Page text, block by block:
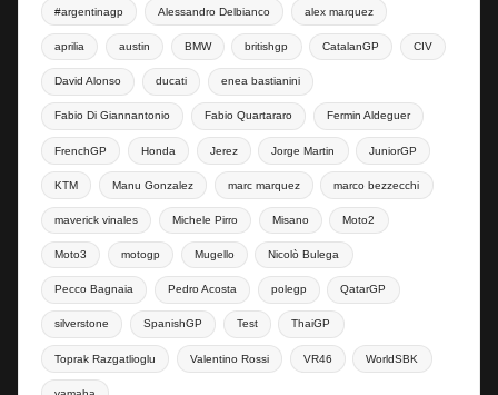
#argentinagp Alessandro Delbianco alex marquez
aprilia austin BMW britishgp CatalanGP CIV
David Alonso ducati enea bastianini
Fabio Di Giannantonio Fabio Quartararo Fermin Aldeguer
FrenchGP Honda Jerez Jorge Martin JuniorGP
KTM Manu Gonzalez marc marquez marco bezzecchi
maverick vinales Michele Pirro Misano Moto2
Moto3 motogp Mugello Nicolò Bulega
Pecco Bagnaia Pedro Acosta polegp QatarGP
silverstone SpanishGP Test ThaiGP
Toprak Razgatlioglu Valentino Rossi VR46 WorldSBK